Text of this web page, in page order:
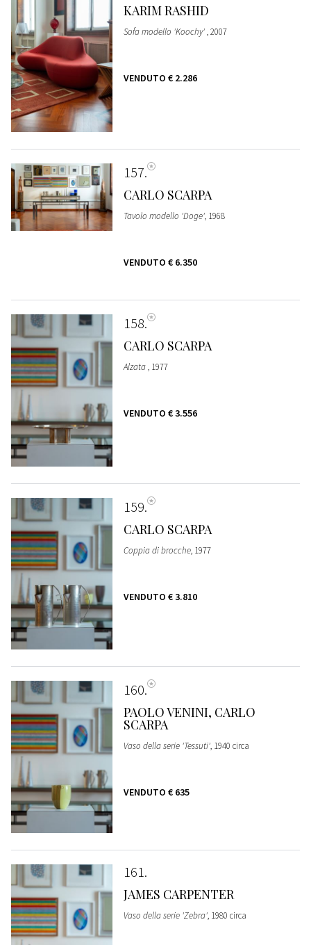
KARIM RASHID
Sofa modello 'Koochy', 2007
VENDUTO € 2.286
157
CARLO SCARPA
Tavolo modello 'Doge', 1968
VENDUTO € 6.350
158
CARLO SCARPA
Alzata, 1977
VENDUTO € 3.556
159
CARLO SCARPA
Coppia di brocche, 1977
VENDUTO € 3.810
160
PAOLO VENINI, CARLO
SCARPA
Vaso della serie 'Tessuti', 1940 circa
VENDUTO € 635
161
JAMES CARPENTER
Vaso della serie 'Zebra', 1980 circa